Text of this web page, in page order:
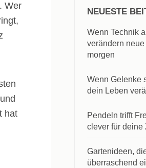
Wer
hat
NEUESTE
Wenn Technik
verändern
morgen
Wenn Gelenke
dein Leben
Pendeln trifft
clever für deine
Gartenideen,
überraschend